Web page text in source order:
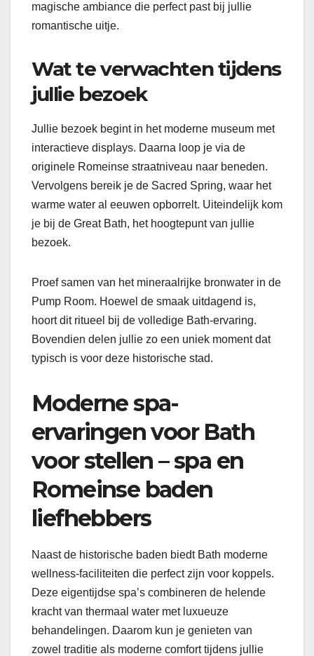
magische ambiance die perfect past bij jullie
romantische uitje.
Wat te verwachten tijdens
jullie bezoek
Jullie bezoek begint in het moderne museum met
interactieve displays. Daarna loop je via de
originele Romeinse straatniveau naar beneden.
Vervolgens bereik je de Sacred Spring, waar het
warme water al eeuwen opborrelt. Uiteindelijk kom
je bij de Great Bath, het hoogtepunt van jullie
bezoek.
Proef samen van het mineraalrijke bronwater in de
Pump Room. Hoewel de smaak uitdagend is,
hoort dit ritueel bij de volledige Bath-ervaring.
Bovendien delen jullie zo een uniek moment dat
typisch is voor deze historische stad.
Moderne spa-
ervaringen voor Bath
voor stellen – spa en
Romeinse baden
liefhebbers
Naast de historische baden biedt Bath moderne
wellness-faciliteiten die perfect zijn voor koppels.
Deze eigentijdse spa’s combineren de helende
kracht van thermaal water met luxueuze
behandelingen. Daarom kun je genieten van
zowel traditie als moderne comfort tijdens jullie